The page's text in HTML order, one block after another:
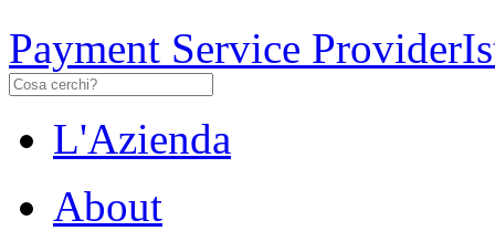
Payment Service Provider
L'Azienda
About